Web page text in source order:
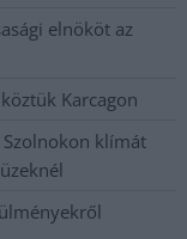
elnököt az
Karcagon
klímát